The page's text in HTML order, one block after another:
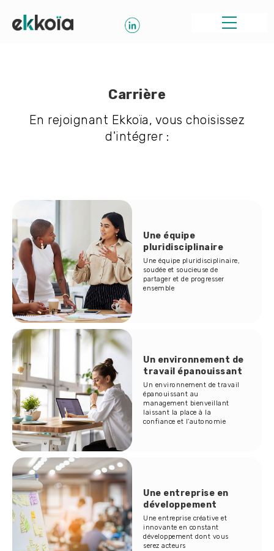
Carrière
En rejoignant Ekkoïa, vous choisissez
d'intégrer :
Une équipe
pluridisciplinaire
Une équipe pluridisciplinaire,
soudée et soucieuse de
partager et de progresser
ensemble
Un environnement de
travail épanouissant
Un environnement de travail
épanouissant au
management bienveillant
laissant la place à la
confiance et l'autonomie
Une entreprise en
développement
Une entreprise créative et
innovante en constant
développement dont vous
serez acteurs